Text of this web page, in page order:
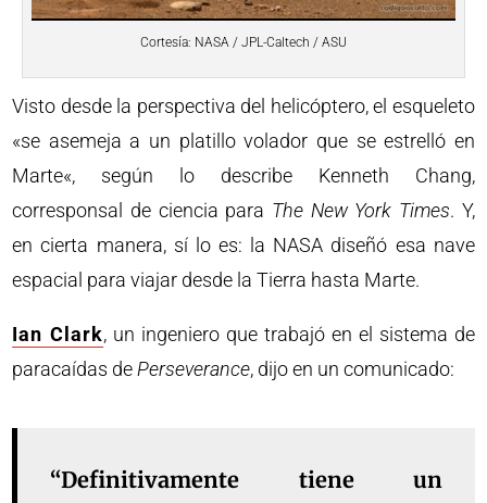
Cortesía: NASA / JPL-Caltech / ASU
Visto desde la perspectiva del helicóptero, el esqueleto
«se asemeja a un platillo volador que se estrelló en
Marte«, según lo describe Kenneth Chang,
corresponsal de ciencia para The New York Times. Y,
en cierta manera, sí lo es: la NASA diseñó esa nave
espacial para viajar desde la Tierra hasta Marte.
Ian Clark, un ingeniero que trabajó en el sistema de
paracaídas de Perseverance, dijo en un comunicado:
“Definitivamente tiene un